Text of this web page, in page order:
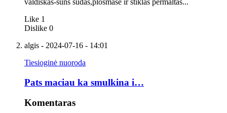
Like 1
Dislike 0
algis - 2024-07-16 - 14:01
Tiesioginė nuoroda
Pats maciau ka smulkina i…
Komentaras